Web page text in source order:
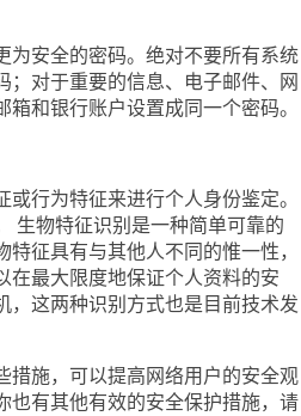
安全的密码。绝对不要所有系统
对于重要的信息、电子邮件、网
和银行账户设置成同一个密码。
行为特征来进行个人身份鉴定。
生物特征识别是一种简单可靠的
征具有与其他人不同的惟一性，
在最大限度地保证个人资料的安
，这两种识别方式也是目前技术发
施，可以提高网络用户的安全观
也有其他有效的安全保护措施，请